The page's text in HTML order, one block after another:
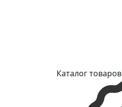
Каталог товаров